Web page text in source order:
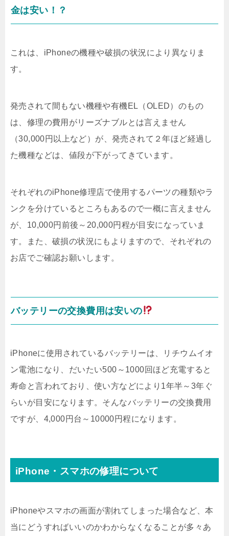
金は安い！？
これは、iPhoneの機種や破損の状況により異なりま
す。
発売されて間もない機種や有機EL（OLED）のもの
は、修理の費用がリーズナブルとは言えません
（30,000円以上など）が、発売されて２年ほど経過し
た機種などは、値段が下がってきています。
それぞれのiPhone修理店で使用するパーツの種類やラ
ンクを分けているところもあるので一概に言えません
が、10,000円前後～20,000円程が目安になっていま
す。また、破損の状況にもよりますので、それぞれの
お店でご確認お願いします。
バッテリーの交換費用は安いの
iPhoneに使用されているバッテリーは、リチウムイオ
ン電池になり、だいたい500～1000回ほど充電すると
寿命と言われており、使い方などにより1年半～3年ぐ
らいが目安になります。そんなバッテリーの交換費用
ですが、4,000円台～10000円程になります。
iPhone・スマホの修理について
iPhoneやスマホの画面が割れてしまった場合など、本
当にどうすればいいのかわからなくなることが多々あ